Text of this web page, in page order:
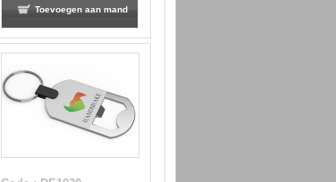
Toevoegen aan mand